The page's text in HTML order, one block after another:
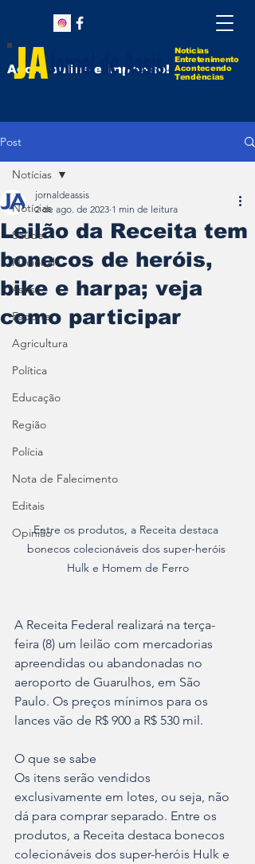
Notícias
Entretenimento
Acontecendo
Tendências
Agora online e impresso!
Post
Notícias
Saúde
Nacional
Assis
Esporte
Agricultura
Política
Educação
Região
Polícia
Nota de Falecimento
Editais
Opinião
Notícias
Leilão da Receita tem
bonecos de heróis,
bike e harpa; veja
como participar
jornaldeassis
2 de ago. de 2023 1 min de leitura
Entre os produtos, a Receita destaca
bonecos colecionáveis dos super-heróis
Hulk e Homem de Ferro
A Receita Federal realizará na terça-
feira (8) um leilão com mercadorias
apreendidas ou abandonadas no
aeroporto de Guarulhos, em São
Paulo. Os preços mínimos para os
lances vão de R$ 900 a R$ 530 mil.
O que se sabe
Os itens serão vendidos
exclusivamente em lotes, ou seja, não
dá para comprar separado. Entre os
produtos, a Receita destaca bonecos
colecionáveis dos super-heróis Hulk e